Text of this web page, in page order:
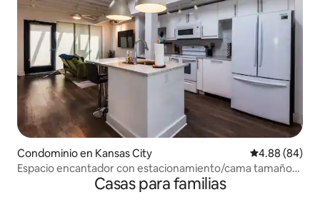
Condominio en Kansas City Calificación
4.88 (84)
Espacio encantador con estacionamiento/cama tamaño
Casas para familias